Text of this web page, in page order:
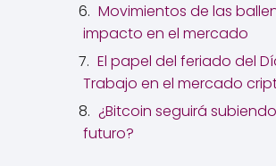
Movimientos de las
impacto en el mercado
El papel del feriado del
Trabajo en el mercado
¿Bitcoin seguirá
futuro?